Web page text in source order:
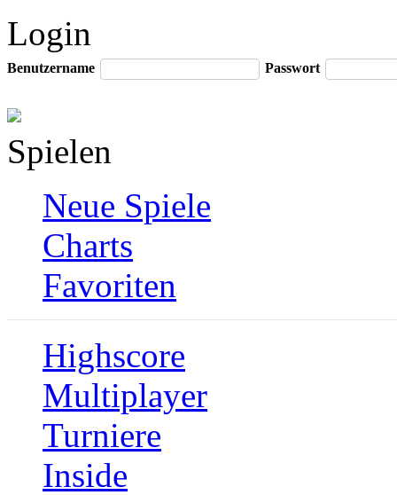
Login
Benutzername Passwort
Spielen
Neue Spiele
Charts
Favoriten
Highscore
Multiplayer
Turniere
Inside